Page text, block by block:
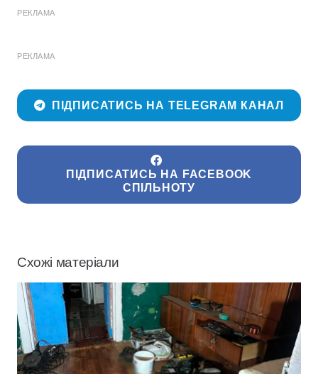
РЕКЛАМА
РЕКЛАМА
ПІДПИСАТИСЬ НА TELEGRAM КАНАЛ
ПІДПИСАТИСЬ НА FACEBOOK
СПІЛЬНОТУ
Схожі матеріали